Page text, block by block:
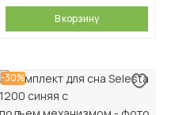
В корзину
-30%